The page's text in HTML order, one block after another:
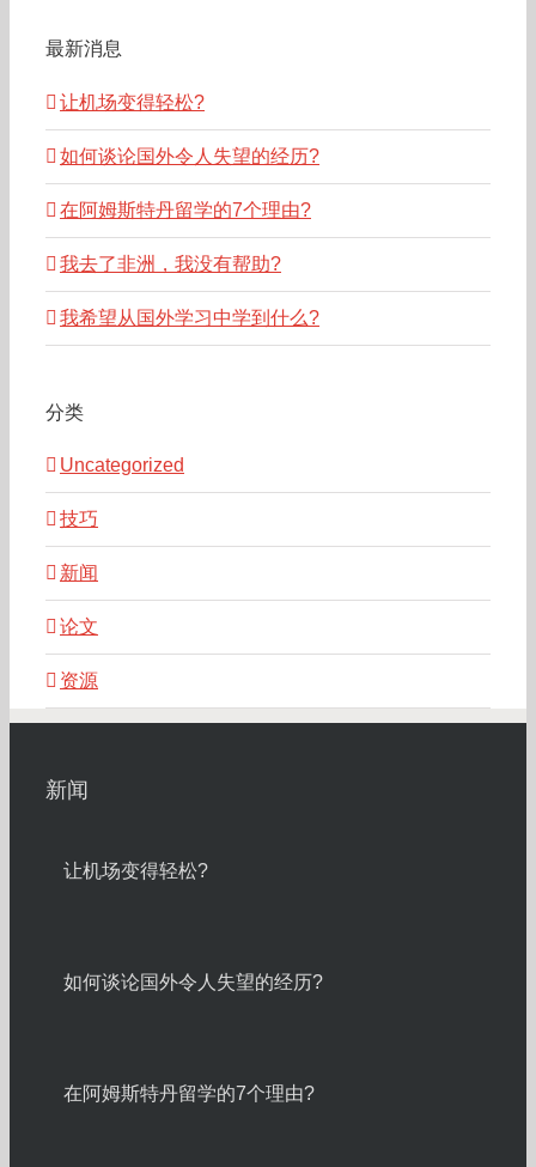
最新消息
让机场变得轻松?
如何谈论国外令人失望的经历?
在阿姆斯特丹留学的7个理由?
我去了非洲，我没有帮助?
我希望从国外学习中学到什么?
分类
Uncategorized
技巧
新闻
论文
资源
新闻
让机场变得轻松?
如何谈论国外令人失望的经历?
在阿姆斯特丹留学的7个理由?